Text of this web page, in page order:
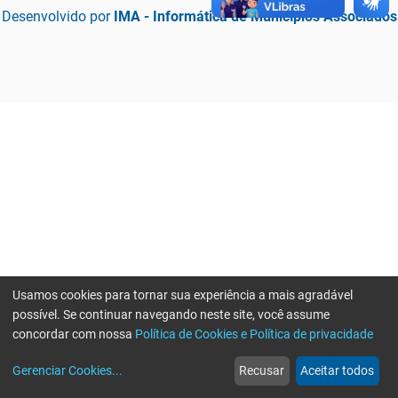
Desenvolvido por IMA - Informática de Municípios Associados
web
Notícias
more_horiz
Mais
Usamos cookies para tornar sua experiência a mais agradável
possível. Se continuar navegando neste site, você assume
concordar com nossa Política de Cookies e Política de privacidade
Gerenciar Cookies... Recusar Aceitar todos
Erro ao enviar informações, por favor tente novamente